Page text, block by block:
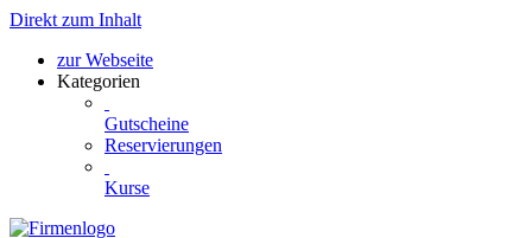
Direkt zum Inhalt
zur Webseite
Kategorien
Gutscheine
Reservierungen
Kurse